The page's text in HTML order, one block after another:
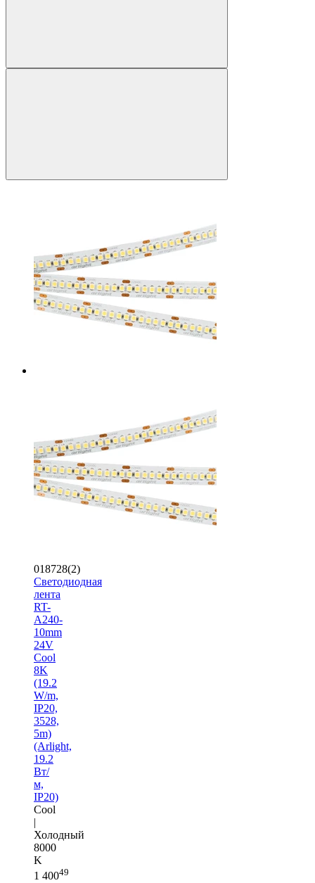
018728(2)
Светодиодная
лента
RT-
A240-
10mm
24V
Cool
8K
(19.2
W/m,
IP20,
3528,
5m)
(Arlight,
19.2
Вт/
м,
IP20)
Cool
|
Холодный
8000
K
1 40049